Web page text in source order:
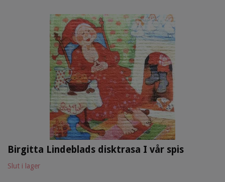
Birgitta Lindeblads disktrasa I vår spis
Slut i lager